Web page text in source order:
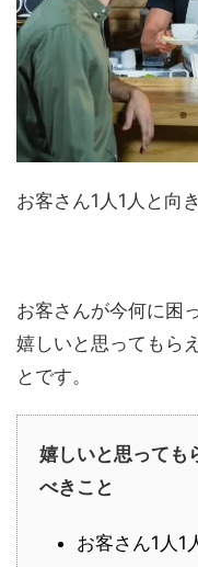
お客さん1人1人と向
お客さんが今何に困
嬉しいと思ってもら
とです。
嬉しいと思っても
べきこと
お客さん1人1